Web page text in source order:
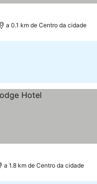
a 0.1 km de Centro da cidade
a 1.8 km de Centro da cidade